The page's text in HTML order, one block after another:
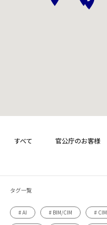
すべて 官公庁のお客様
タグ一覧
# AI # BIM/CIM # CIM